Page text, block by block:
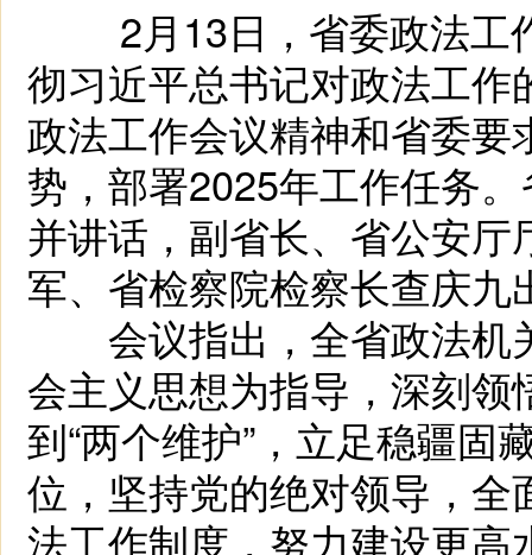
2月13日，省委政法工
彻习近平总书记对政法工
政法工作会议精神和省委
势，部署2025年工作任务
并讲话，副省长、省公安
军、省检察院检察长查庆九
会议指出，全省政法机
会主义思想为指导，深刻领
到“两个维护”，立足稳疆固
位，坚持党的绝对领导，
法工作制度，努力建设更